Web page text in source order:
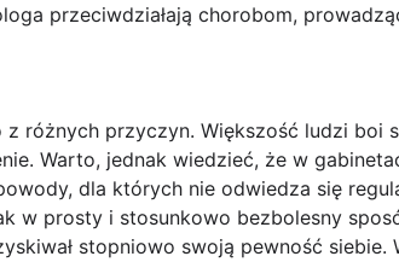
przeciwdziałają chorobom,
różnych przyczyn. Większość ludzi boi
Warto, jednak wiedzieć, że w
dla których nie odwiedza się
w prosty i stosunkowo bezbolesny
stopniowo swoją pewność siebie.